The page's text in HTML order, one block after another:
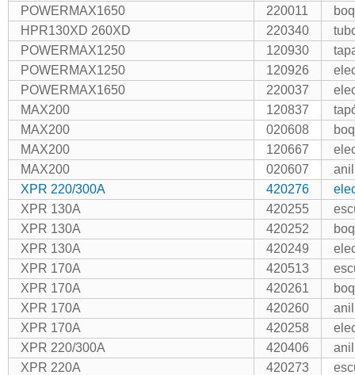
POWERMAX1650 220011
HPR130XD 260XD
220340
POWERMAX1250
120930
POWERMAX1250
120926
POWERMAX1650
220037
MAX200
120837
MAX200
020608
MAX200
120667
MAX200
020607
XPR 220/300A
420276
XPR 130A
420255
XPR 130A
420252
XPR 130A
420249
XPR 170A
420513
XPR 170A
420261
XPR 170A
420260
XPR 170A
420258
XPR 220/300A
420406
XPR 220A
420273